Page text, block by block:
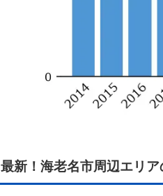
最新！海老名市周辺エリ